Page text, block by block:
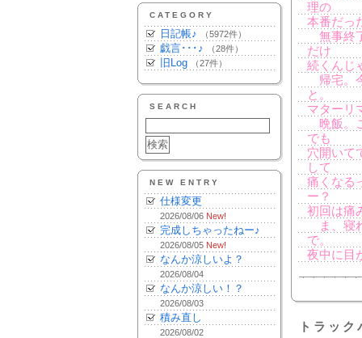
CATEGORY
日記帳♪ （5972件）
戯言･･･♪ （28件）
旧Log （27件）
SEARCH
NEW ENTRY
仕様変更
2026/08/06 New!
完成しちゃったねー♪
2026/08/05 New!
なんか涼しいよ？
2026/08/04
なんか涼しい！？
2026/08/03
積み直し
2026/08/02
理の
本番だっ
無事終
だけ
続くんじ
帰宅。
と。
マターリ
晩飯。
でも
穴開いて
して
痛くなる
ー？
初回は痛
ま、寝
で。
夜中に目
トラッ